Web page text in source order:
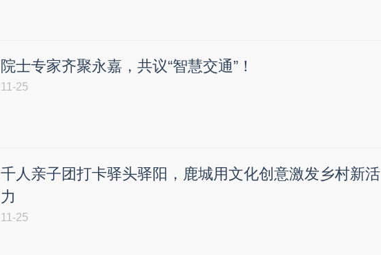
院士专家齐聚永嘉，共议“智慧交通”！
11-25
千人亲子团打卡驿头驿阳，鹿城用文化创意激发乡村新活
力
11-25